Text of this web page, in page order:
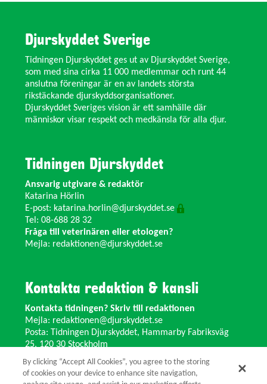
Djurskyddet Sverige
Tidningen Djurskyddet ges ut av Djurskyddet Sverige,
som med sina cirka 11 000 medlemmar och runt 44
anslutna föreningar är en av landets största
rikstäckande djurskyddsorganisationer.
Djurskyddet Sveriges vision är ett samhälle där
människor visar respekt och medkänsla för alla djur.
Tidningen Djurskyddet
Ansvarig utgivare & redaktör
Katarina Hörlin
E-post: katarina.horlin@djurskyddet.se
Tel: 08-688 28 32
Fråga till veterinären eller etologen?
Mejla: redaktionen@djurskyddet.se
Kontakta redaktion & kansli
Kontakta tidningen? Skriv till redaktionen
Mejla: redaktionen@djurskyddet.se
Posta: Tidningen Djurskyddet, Hammarby Fabriksväg
25, 120 30 Stockholm
Ändra adress? Kontakta kansliet
Växel: 08-673 35 11 E-post:
info@djurskyddet.se
By clicking “Accept All Cookies”, you agree to the storing
of cookies on your device to enhance site navigation,